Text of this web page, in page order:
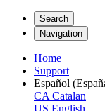
Search
Navigation
Home
Support
Español
CA Catalan
US English